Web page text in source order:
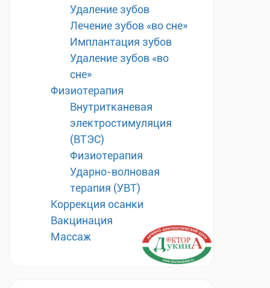
Удаление зубов
Лечение зубов «во сне»
Имплантация зубов
Удаление зубов «во
сне»
Физиотерапия
Внутритканевая
электростимуляция
(ВТЭС)
Физиотерапия
Ударно-волновая
терапия (УВТ)
Коррекция осанки
Вакцинация
Массаж